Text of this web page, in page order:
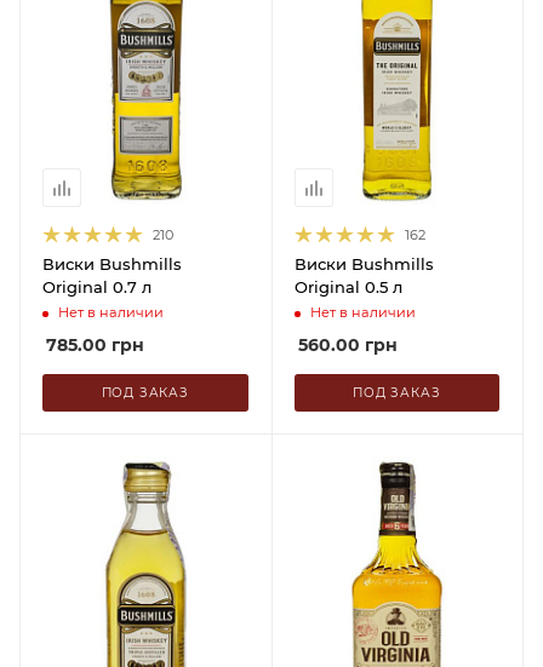
210
Виски Bushmills
Original 0.7 л
Нет в наличии
785.00 грн
ПОД ЗАКАЗ
162
Виски Bushmills
Original 0.5 л
Нет в наличии
560.00 грн
ПОД ЗАКАЗ